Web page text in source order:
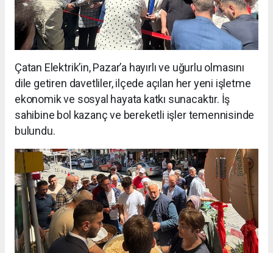
Çatan Elektrik’in, Pazar’a hayırlı ve uğurlu olmasını
dile getiren davetliler, ilçede açılan her yeni işletme
ekonomik ve sosyal hayata katkı sunacaktır. İş
sahibine bol kazanç ve bereketli işler temennisinde
bulundu.